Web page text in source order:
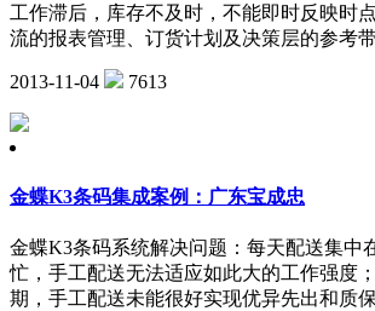
工作滞后，库存不及时，不能即时反映时点
流的报表管理、订货计划及决策层的参考
2013-11-04 7613
金蝶K3条码集成案例：广东宝成忠
金蝶K3条码系统解决问题：每天配送集中在
忙，手工配送无法适应如此大的工作强度
期，手工配送未能很好实现优异先出和质